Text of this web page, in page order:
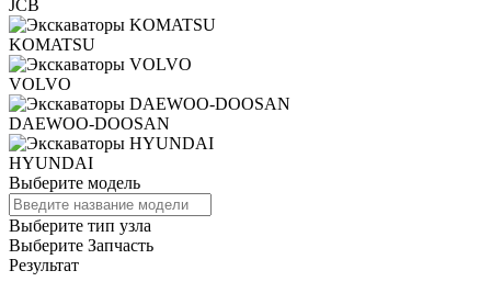
JCB
KOMATSU
VOLVO
DAEWOO-DOOSAN
HYUNDAI
Выберите модель
Выберите тип узла
Выберите Запчасть
Результат